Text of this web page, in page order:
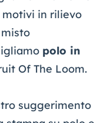
in rilievo
polo in
Of The Loom.
suggerimento